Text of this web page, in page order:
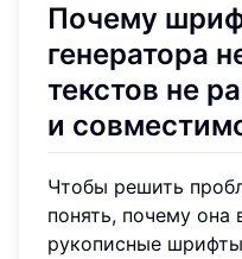
Почему
генератора
текстов не
и
Чтобы решить
понять, почему она
рукописные